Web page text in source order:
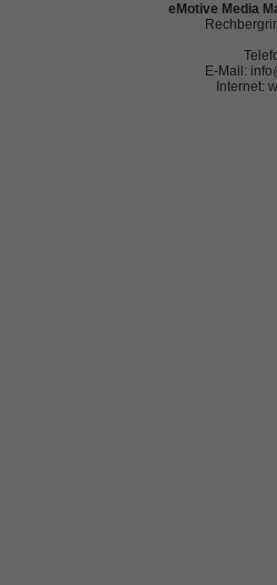
eMotive Media
E-Mail:
Internet: